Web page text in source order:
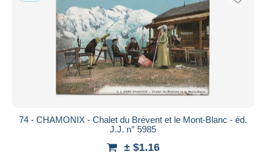
74 - CHAMONIX - Chalet du Brévent et le Mont-Blanc - éd.
J.J. n° 5985
± $1.16